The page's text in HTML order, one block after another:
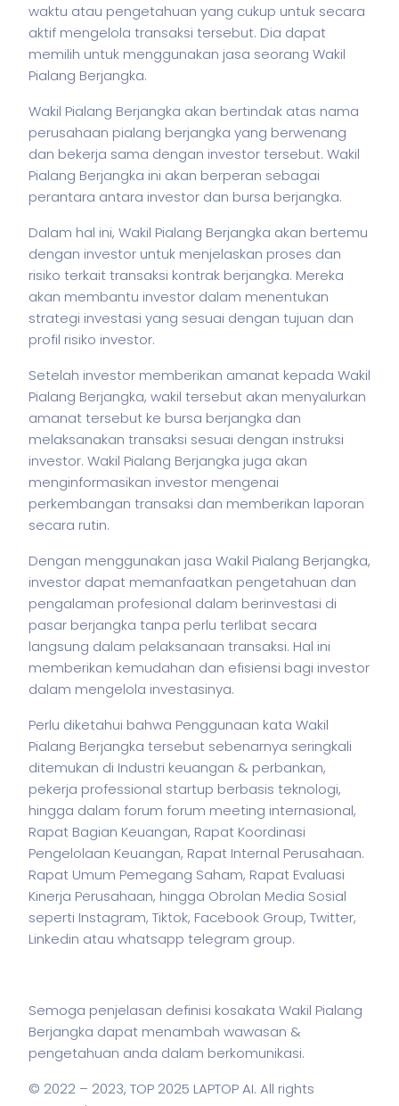
waktu atau pengetahuan yang cukup untuk secara
aktif mengelola transaksi tersebut. Dia dapat
memilih untuk menggunakan jasa seorang Wakil
Pialang Berjangka.
Wakil Pialang Berjangka akan bertindak atas nama
perusahaan pialang berjangka yang berwenang
dan bekerja sama dengan investor tersebut. Wakil
Pialang Berjangka ini akan berperan sebagai
perantara antara investor dan bursa berjangka.
Dalam hal ini, Wakil Pialang Berjangka akan bertemu
dengan investor untuk menjelaskan proses dan
risiko terkait transaksi kontrak berjangka. Mereka
akan membantu investor dalam menentukan
strategi investasi yang sesuai dengan tujuan dan
profil risiko investor.
Setelah investor memberikan amanat kepada Wakil
Pialang Berjangka, wakil tersebut akan menyalurkan
amanat tersebut ke bursa berjangka dan
melaksanakan transaksi sesuai dengan instruksi
investor. Wakil Pialang Berjangka juga akan
menginformasikan investor mengenai
perkembangan transaksi dan memberikan laporan
secara rutin.
Dengan menggunakan jasa Wakil Pialang Berjangka,
investor dapat memanfaatkan pengetahuan dan
pengalaman profesional dalam berinvestasi di
pasar berjangka tanpa perlu terlibat secara
langsung dalam pelaksanaan transaksi. Hal ini
memberikan kemudahan dan efisiensi bagi investor
dalam mengelola investasinya.
Perlu diketahui bahwa Penggunaan kata Wakil
Pialang Berjangka tersebut sebenarnya seringkali
ditemukan di Industri keuangan & perbankan,
pekerja professional startup berbasis teknologi,
hingga dalam forum forum meeting internasional,
Rapat Bagian Keuangan, Rapat Koordinasi
Pengelolaan Keuangan, Rapat Internal Perusahaan.
Rapat Umum Pemegang Saham, Rapat Evaluasi
Kinerja Perusahaan, hingga Obrolan Media Sosial
seperti Instagram, Tiktok, Facebook Group, Twitter,
Linkedin atau whatsapp telegram group.
Semoga penjelasan definisi kosakata Wakil Pialang
Berjangka dapat menambah wawasan &
pengetahuan anda dalam berkomunikasi.
© 2022 – 2023, TOP 2025 LAPTOP AI. All rights